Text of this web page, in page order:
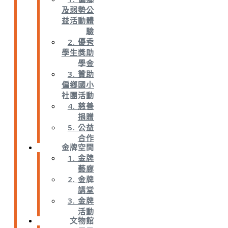
及弱勢公
益活動體
驗
2. 優秀
學生獎助
學金
3. 贊助
偏鄉國小
社團活動
4. 慈善
捐贈
5. 公益
合作
金牌空間
1. 金牌
藝廊
2. 金牌
講堂
3. 金牌
活動
文物館